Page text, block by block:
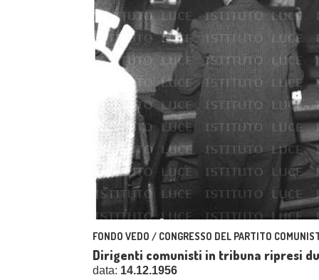
FONDO VEDO / CONGRESSO DEL PARTITO
Dirigenti comunisti in tribuna ripresi
data: 14.12.1956